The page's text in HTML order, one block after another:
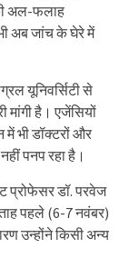
अल-फलाह
अब जांच के घेरे में
यूनिवर्सिटी से
मांगी है। एजेंसियों
भी डॉक्टरों और
पनप रहा है।
प्रोफेसर डॉ. परवेज
पहले (6-7 नवंबर)
उन्होंने किसी अन्य